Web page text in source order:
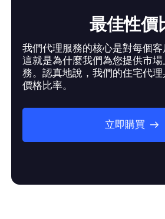
最佳性價
我們代理服務的核心是對每個客
這就是為什麼我們為您提供市
務。認真地說，我們的住宅代
價格比率。
立即購買